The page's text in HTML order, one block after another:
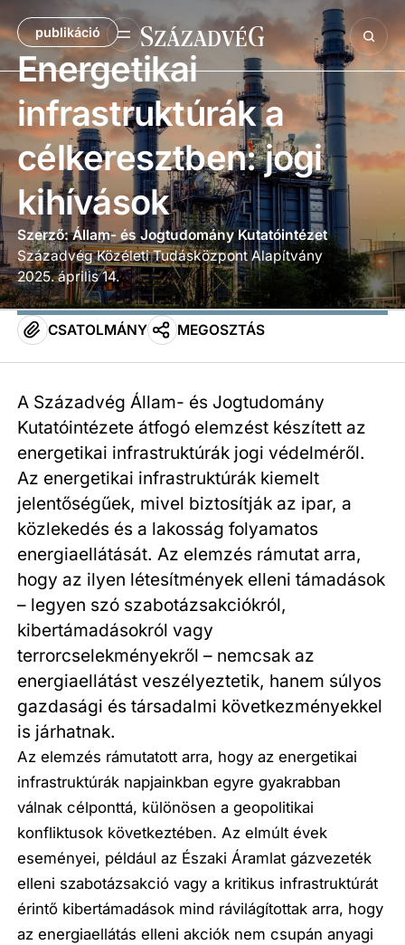
publikáció
Energetikai
infrastruktúrák a
célkeresztben: jogi
kihívások
Szerző: Állam- és Jogtudomány Kutatóintézet
Századvég Közéleti Tudásközpont Alapítvány
2025. április 14.
CSATOLMÁNY MEGOSZTÁS
A Századvég Állam- és Jogtudomány
Kutatóintézete átfogó elemzést készített az
energetikai infrastruktúrák jogi védelméről.
Az energetikai infrastruktúrák kiemelt
jelentőségűek, mivel biztosítják az ipar, a
közlekedés és a lakosság folyamatos
energiaellátását. Az elemzés rámutat arra,
hogy az ilyen létesítmények elleni támadások
– legyen szó szabotázsakciókról,
kibertámadásokról vagy
terrorcselekményekről – nemcsak az
energiaellátást veszélyeztetik, hanem súlyos
gazdasági és társadalmi következményekkel
is járhatnak.
Az elemzés rámutatott arra, hogy az energetikai
infrastruktúrák napjainkban egyre gyakrabban
válnak célponttá, különösen a geopolitikai
konfliktusok következtében. Az elmúlt évek
eseményei, például az Északi Áramlat gázvezeték
elleni szabotázsakció vagy a kritikus infrastruktúrát
érintő kibertámadások mind rávilágítottak arra, hogy
az energiaellátás elleni akciók nem csupán anyagi